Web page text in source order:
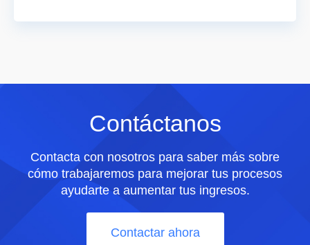
Contáctanos
Contacta con nosotros para saber más sobre
cómo trabajaremos para mejorar tus procesos
ayudarte a aumentar tus ingresos.
Contactar ahora